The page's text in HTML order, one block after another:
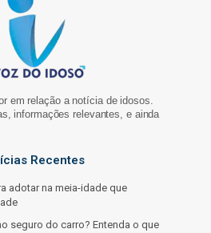
em relação a notícia de idosos.
informações relevantes, e ainda
Recentes
adotar na meia-idade que
seguro do carro? Entenda o que